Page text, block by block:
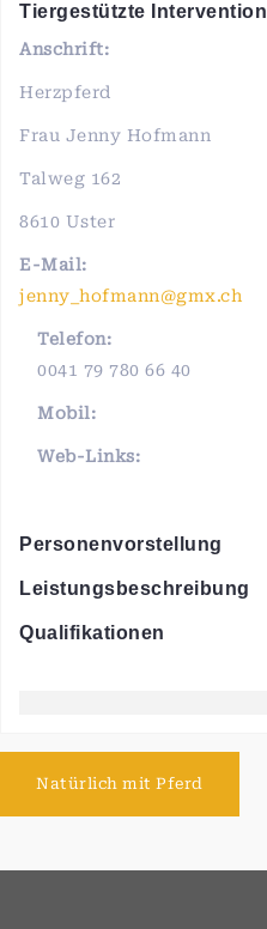
Tiergestützte Intervention
Anschrift:
Herzpferd
Frau Jenny Hofmann
Talweg 162
8610 Uster
E-Mail:
jenny_hofmann@gmx.ch
Telefon:
0041 79 780 66 40
Mobil:
Web-Links:
Personenvorstellung
Leistungsbeschreibung
Qualifikationen
Natürlich mit Pferd